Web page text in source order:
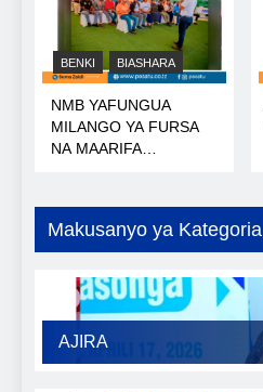
BENKI BIASHARA
NMB YAFUNGUA
MILANGO YA FURSA
NA MAARIFA
Makusanyo ya Kategoria
AJIRA